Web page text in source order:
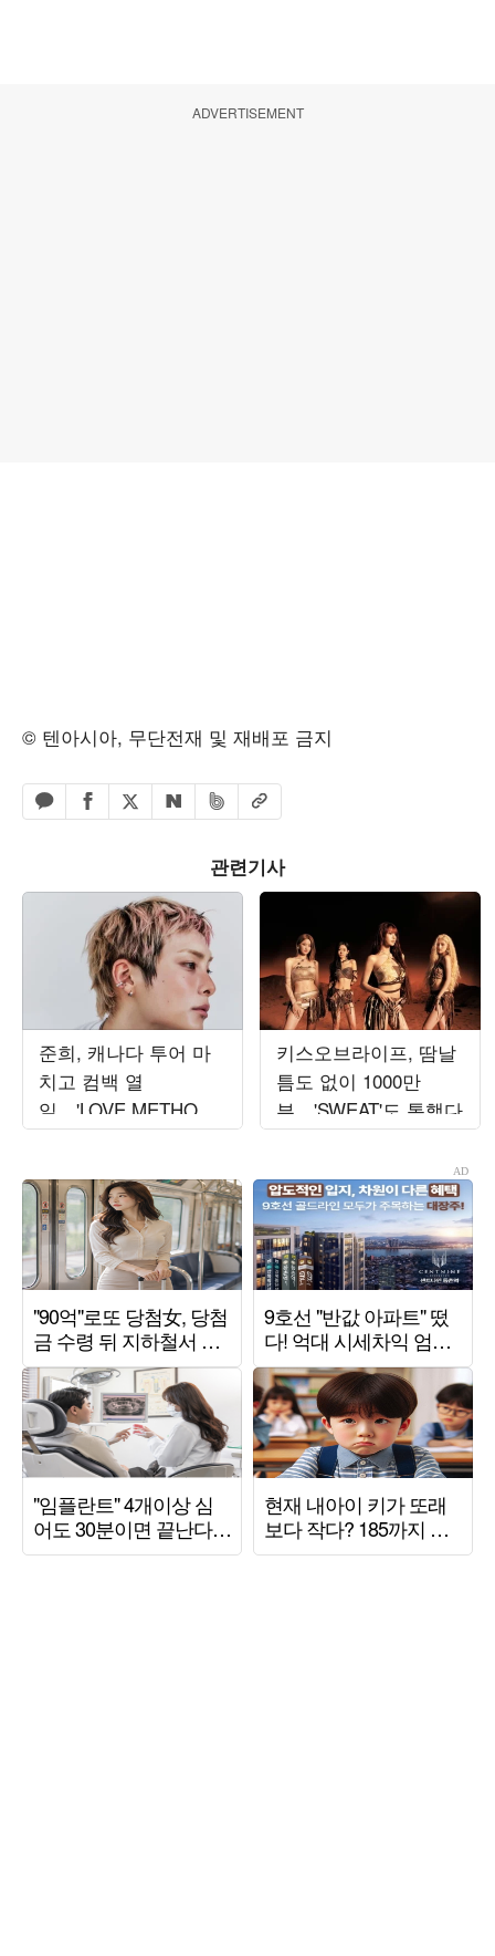
ADVERTISEMENT
© 텐아시아, 무단전재 및 재배포 금지
카카오톡 공유하기
페이스북 공유하기
엑스 공유하기
네이버 공유하기
밴드 공유하기
URL복사
관련기사
준희, 캐나다 투어 마
치고 컴백 열
일…'LOVE METHOD'
발매
키스오브라이프, 땀날
틈도 없이 1000만
뷰…'SWEAT'도 통했다